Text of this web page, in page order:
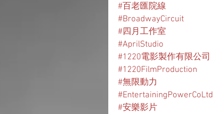
#百老匯院線
#BroadwayCircuit
#四月工作室
#AprilStudio
#1220電影製作有限公司
#1220FilmProduction
#無限動力
#EntertainingPowerCoLtd
#安樂影片